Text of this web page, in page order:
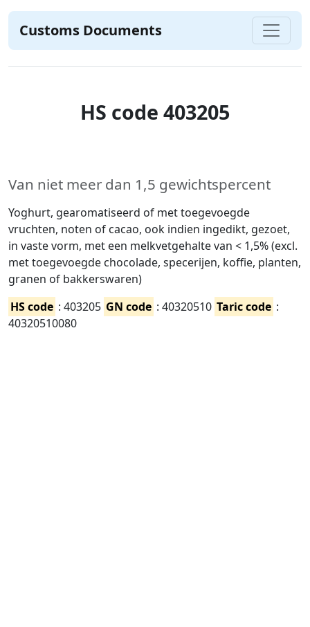
Customs Documents
HS code 403205
Van niet meer dan 1,5 gewichtspercent
Yoghurt, gearomatiseerd of met toegevoegde
vruchten, noten of cacao, ook indien ingedikt, gezoet,
in vaste vorm, met een melkvetgehalte van < 1,5% (excl.
met toegevoegde chocolade, specerijen, koffie, planten,
granen of bakkerswaren)
HS code : 403205 GN code : 40320510 Taric code :
40320510080